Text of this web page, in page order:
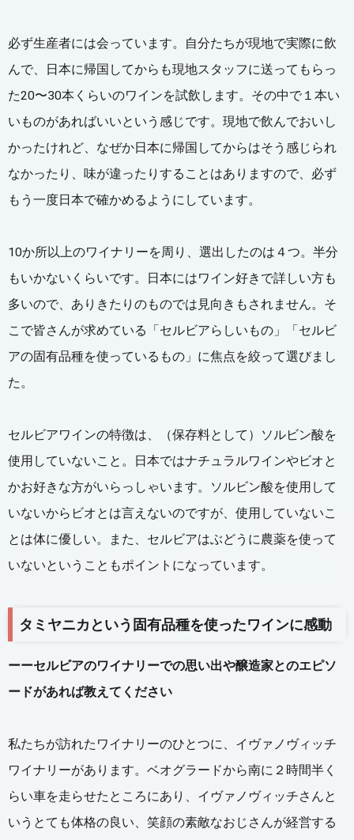
必ず生産者には会っています。自分たちが現地で実際に飲
んで、日本に帰国してからも現地スタッフに送ってもらっ
た20〜30本くらいのワインを試飲します。その中で１本い
いものがあればいいという感じです。現地で飲んでおいし
かったけれど、なぜか日本に帰国してからはそう感じられ
なかったり、味が違ったりすることはありますので、必ず
もう一度日本で確かめるようにしています。
10か所以上のワイナリーを周り、選出したのは４つ。半分
もいかないくらいです。日本にはワイン好きで詳しい方も
多いので、ありきたりのものでは見向きもされません。そ
こで皆さんが求めている「セルビアらしいもの」「セルビ
アの固有品種を使っているもの」に焦点を絞って選びまし
た。
セルビアワインの特徴は、（保存料として）ソルビン酸を
使用していないこと。日本ではナチュラルワインやビオと
かお好きな方がいらっしゃいます。ソルビン酸を使用して
いないからビオとは言えないのですが、使用していないこ
とは体に優しい。また、セルビアはぶどうに農薬を使って
いないということもポイントになっています。
タミヤニカという固有品種を使ったワインに感動
ーーセルビアのワイナリーでの思い出や醸造家とのエピソ
ードがあれば教えてください
私たちが訪れたワイナリーのひとつに、イヴァノヴィッチ
ワイナリーがあります。ベオグラードから南に２時間半く
らい車を走らせたところにあり、イヴァノヴィッチさんと
いうとても体格の良い、笑顔の素敵なおじさんが経営する